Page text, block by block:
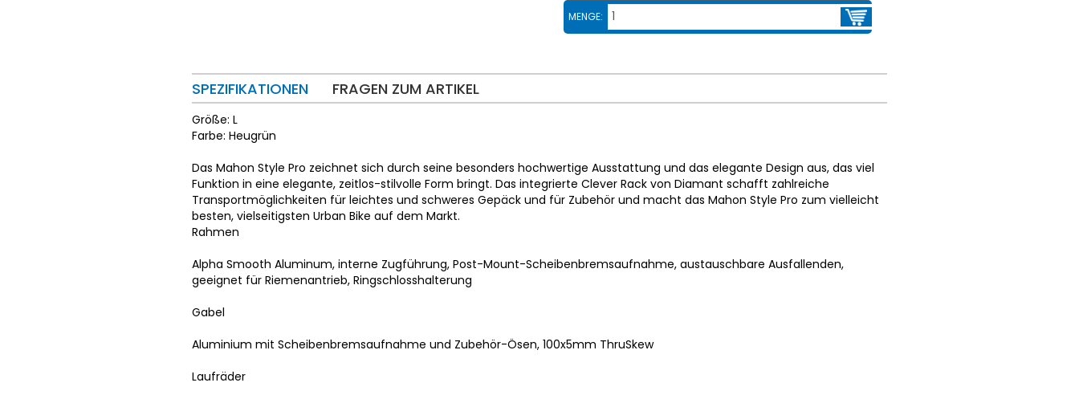
MENGE:
SPEZIFIKATIONEN FRAGEN ZUM ARTIKEL
Größe: L
Farbe: Heugrün
Das Mahon Style Pro zeichnet sich durch seine besonders hochwertige Ausstattung und das elegante Design aus, das viel
Funktion in eine elegante, zeitlos-stilvolle Form bringt. Das integrierte Clever Rack von Diamant schafft zahlreiche
Transportmöglichkeiten für leichtes und schweres Gepäck und für Zubehör und macht das Mahon Style Pro zum vielleicht
besten, vielseitigsten Urban Bike auf dem Markt.
Rahmen
Alpha Smooth Aluminum, interne Zugführung, Post-Mount-Scheibenbremsaufnahme, austauschbare Ausfallenden,
geeignet für Riemenantrieb, Ringschlosshalterung
Gabel
Aluminium mit Scheibenbremsaufnahme und Zubehör-Ösen, 100x5mm ThruSkew
Laufräder